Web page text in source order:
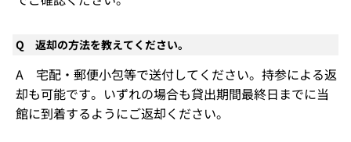
Q 返却の方法を教えてください。
A 宅配・郵便小包等で送付してください。持参による返
却も可能です。いずれの場合も貸出期間最終日までに当
館に到着するようにご返却ください。